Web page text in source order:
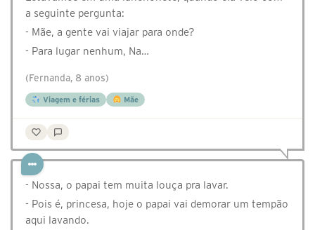
a seguinte pergunta:
- Mãe, a gente vai viajar para onde?
- Para lugar nenhum, Na…
(Fernanda, 8 anos)
Viagem e férias Mãe
- Nossa, o papai tem muita louça pra lavar.
- Pois é, princesa, hoje o papai vai demorar um tempão
aqui lavando.